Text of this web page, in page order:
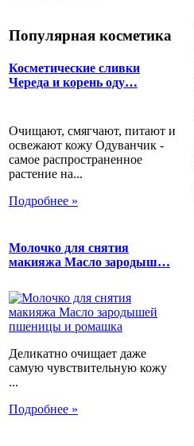
Популярная косметика
Косметические сливки
Череда и корень оду…
Очищают, смягчают, питают и
освежают кожу Одуванчик -
самое распространенное
растение на...
Подробнее »
Молочко для снятия
макияжа Масло зародыш…
Деликатно очищает даже
самую чувствительную кожу
...
Подробнее »